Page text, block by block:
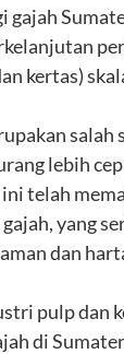
gajah
kertas)
lebih
telah
yang
dan
pulp dan
di